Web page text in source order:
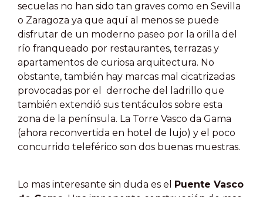
secuelas no han sido tan graves como en Sevilla
o Zaragoza ya que aquí al menos se puede
disfrutar de un moderno paseo por la orilla del
río franqueado por restaurantes, terrazas y
apartamentos de curiosa arquitectura. No
obstante, también hay marcas mal cicatrizadas
provocadas por el derroche del ladrillo que
también extendió sus tentáculos sobre esta
zona de la península. La Torre Vasco da Gama
(ahora reconvertida en hotel de lujo) y el poco
concurrido teleférico son dos buenas muestras.
Lo mas interesante sin duda es el Puente Vasco